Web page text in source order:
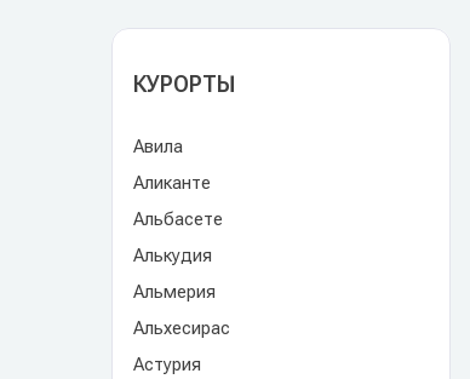
КУРОРТЫ
Авила
Аликанте
Альбасете
Алькудия
Альмерия
Альхесирас
Астурия